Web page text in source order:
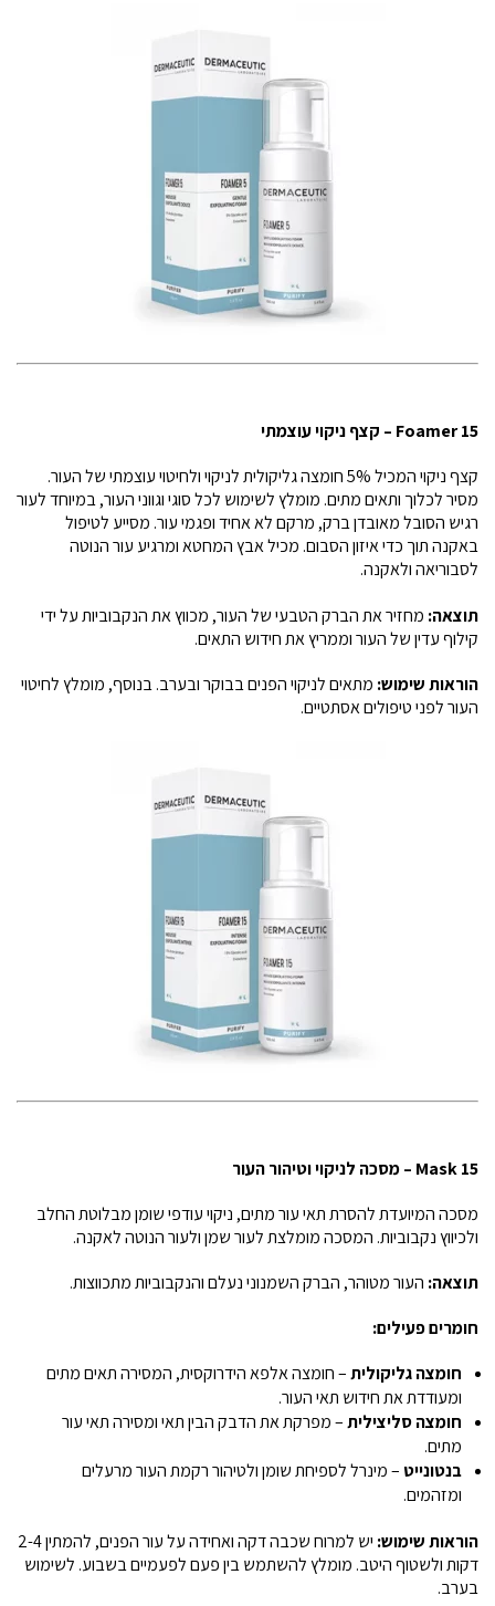
Foamer 15 – קצף ניקוי עוצמתי
קצף ניקוי המכיל 5% חומצה גליקולית לניקוי ולחיטוי עוצמתי של העור.
מסיר לכלוך ותאים מתים. מומלץ לשימוש לכל סוגי וגווני העור, במיוחד לעור
רגיש הסובל מאובדן ברק, מרקם לא אחיד ופגמי עור. מסייע לטיפול
באקנה תוך כדי איזון הסבום. מכיל אבץ המחטא ומרגיע עור הנוטה
לסבוריאה ולאקנה.
תוצאה: מחזיר את הברק הטבעי של העור, מכווץ את הנקבוביות על ידי
קילוף עדין של העור וממריץ את חידוש התאים.
הוראות שימוש: מתאים לניקוי הפנים בבוקר ובערב. בנוסף, מומלץ לחיטוי
העור לפני טיפולים אסתטיים.
Mask 15 – מסכה לניקוי וטיהור העור
מסכה המיועדת להסרת תאי עור מתים, ניקוי עודפי שומן מבלוטת החלב
ולכיווץ נקבוביות. המסכה מומלצת לעור שמן ולעור הנוטה לאקנה.
תוצאה: העור מטוהר, הברק השמנוני נעלם והנקבוביות מתכווצות.
חומרים פעילים:
חומצה גליקולית– חומצה אלפא הידרוקסית, המסירה תאים מתים
ומעודדת את חידוש תאי העור.
חומצה סליצילית– מפרקת את הדבק הבין תאי ומסירה תאי עור
מתים.
בנטונייט – מינרל לספיחת שומן ולטיהור רקמת העור מרעלים
ומזהמים.
הוראות שימוש:
יש למרוח שכבה דקה ואחידה על עור הפנים, להמתין 2-4
דקות ולשטוף היטב. מומלץ להשתמש בין פעם לפעמיים בשבוע. לשימוש
בערב.